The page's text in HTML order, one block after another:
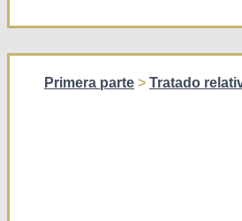
Primera parte > Tratado